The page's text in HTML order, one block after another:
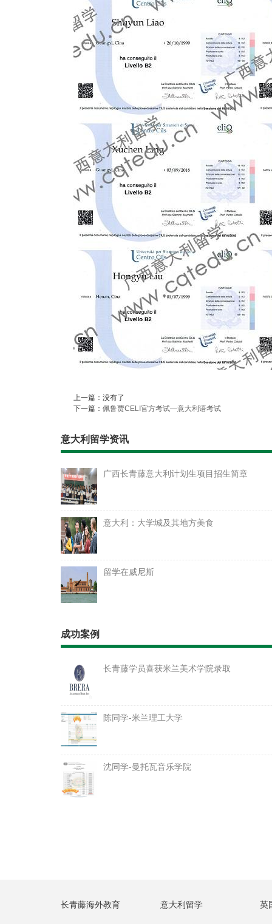
上一篇：没有了
下一篇：佩鲁贾CELI官方考试—意大利语考试
意大利留学资讯
广西长青藤意大利计划生项目招生简章
意大利：大学城及其地方美食
留学在威尼斯
成功案例
长青藤学员喜获米兰美术学院录取
陈同学-米兰理工大学
沈同学-曼托瓦音乐学院
长青藤海外教育 意大利留学 英